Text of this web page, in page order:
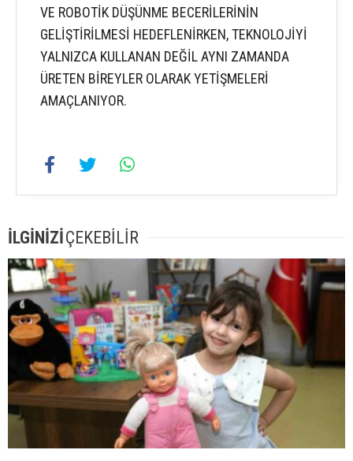
VE ROBOTİK DÜŞÜNME BECERİLERİNİN
GELİŞTİRİLMESİ HEDEFLENİRKEN, TEKNOLOJİYİ
YALNIZCA KULLANAN DEĞİL AYNI ZAMANDA
ÜRETEN BİREYLER OLARAK YETİŞMELERİ
AMAÇLANIYOR.
İLGİNİZİÇEKEBİLİR